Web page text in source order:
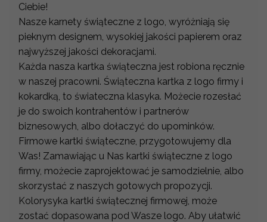
Ciebie!
Nasze karnety świąteczne z logo, wyróżniają się
pieknym designem, wysokiej jakości papierem oraz
najwyższej jakości dekoracjami.
Każda nasza kartka świąteczna jest robiona ręcznie
w naszej pracowni. Świąteczna kartka z logo firmy i
kokardką, to świateczna klasyka. Możecie rozesłać
je do swoich kontrahentów i partnerów
biznesowych, albo dołaczyć do upominków.
Firmowe kartki świąteczne, przygotowujemy dla
Was! Zamawiając u Nas kartki świąteczne z logo
firmy, możecie zaprojektować je samodzielnie, albo
skorzystać z naszych gotowych propozycji.
Kolorysyka kartki świątecznej firmowej, może
zostać dopasowana pod Wasze logo. Aby ułatwić